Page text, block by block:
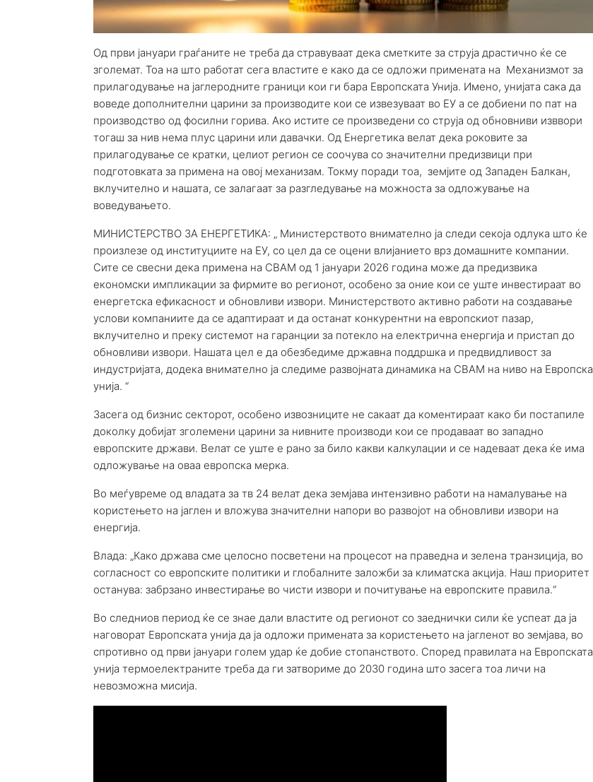
Од први јануари граѓаните не треба да стравуваат дека сметките за струја драстично ќе се
зголемат. Тоа на што работат сега властите е како да се одложи примената на Механизмот за
прилагодување на јаглеродните граници кои ги бара Европската Унија. Имено, унијата сака да
воведе дополнителни царини за производите кои се извезуваат во ЕУ а се добиени по пат на
производство од фосилни горива. Ако истите се произведени со струја од обновниви изввори
тогаш за нив нема плус царини или давачки. Од Енергетика велат дека роковите за
прилагодување се кратки, целиот регион се соочува со значителни предизвици при
подготовката за примена на овој механизам. Токму поради тоа, земјите од Западен Балкан,
вклучително и нашата, се залагаат за разгледување на можноста за одложување на
воведувањето.
МИНИСТЕРСТВО ЗА ЕНЕРГЕТИКА: „ Министерството внимателно ја следи секоја одлука што ќе
произлезе од институциите на ЕУ, со цел да се оцени влијанието врз домашните компании.
Сите се свесни дека примена на CBAM од 1 јануари 2026 година може да предизвика
економски импликации за фирмите во регионот, особено за оние кои се уште инвестираат во
енергетска ефикасност и обновливи извори. Министерството активно работи на создавање
услови компаниите да се адаптираат и да останат конкурентни на европскиот пазар,
вклучително и преку системот на гаранции за потекло на електрична енергија и пристап до
обновливи извори. Нашата цел е да обезбедиме државна поддршка и предвидливост за
индустријата, додека внимателно ја следиме развојната динамика на CBAM на ниво на Европска
унија. “
Засега од бизнис секторот, особено извозниците не сакаат да коментираат како би постапиле
доколку добијат зголемени царини за нивните производи кои се продаваат во западно
европските држави. Велат се уште е рано за било какви калкулации и се надеваат дека ќе има
одложување на оваа европска мерка.
Во меѓувреме од владата за тв 24 велат дека земјава интензивно работи на намалување на
користењето на јаглен и вложува значителни напори во развојот на обновливи извори на
енергија.
Влада: „Како држава сме целосно посветени на процесот на праведна и зелена транзиција, во
согласност со европските политики и глобалните заложби за климатска акција. Наш приоритет
останува: забрзано инвестирање во чисти извори и почитување на европските правила.“
Во следниов период ќе се знае дали властите од регионот со заеднички сили ќе успеат да ја
наговорат Европската унија да ја одложи примената за користењето на јагленот во земјава, во
спротивно од први јануари голем удар ќе добие стопанството. Според правилата на Европската
унија термоелектраните треба да ги затвориме до 2030 година што засега тоа личи на
невозможна мисија.